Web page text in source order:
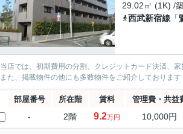
29.02㎡ (1K) /
西武新宿線 「
当店では、初期費用の分割、クレジットカード決済、
また、掲載物件の他にも多数物件をご紹介しております
部屋番号 所在階 賃料 管理費・共益
- 2階 9.2万円 10,000円